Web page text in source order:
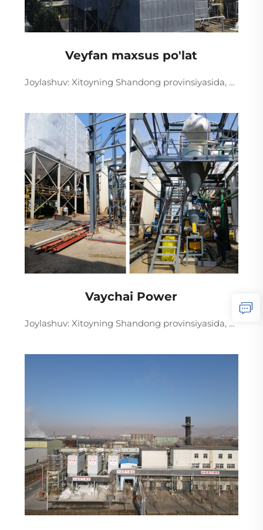
Veyfan maxsus po'lat
Joylashuv: Xitoyning Shandong provinsiyasida, Qo'llanilishi: Maxsus po'lat. Batafsil: ikkita 220t/soat gaz bilan ishlaydigan kotl, koks pech gazi va domnaga gaz sifatida ishlatiladi. Yagona koteldan chiqadigan dim gaz hajmi 330 000 Nm3/soat, sulfutli angidrid tarkibi 200 mg/...
Vaychai Power
Joylashuv: Xitoyning Shandong provinsiyasida, Qo'llanilishi: Dim gazining harorat o'zgarishi. Batafsil: Desulfurizatsiya tizimining pishirish tizimi dim gazning yuqori va past haroratli zonalarida joylashtirilgan. Desulfurizatsiyadan keyin ...